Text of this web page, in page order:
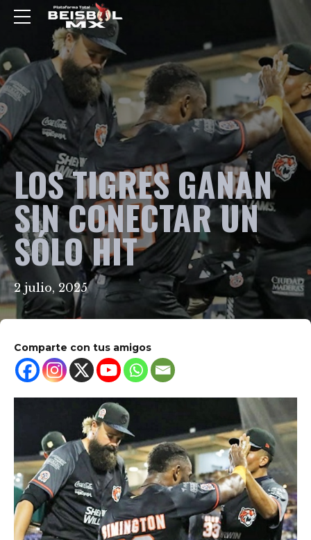
LOS TIGRES GANAN
SIN CONECTAR UN
SÓLO HIT
2 julio, 2025
Comparte con tus amigos